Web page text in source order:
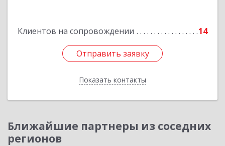
Клиентов на сопровождении 14
Отправить заявку
Показать контакты
Отправить заявку
Назад
Ближайшие партнеры из соседних
регионов